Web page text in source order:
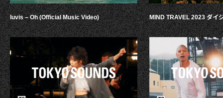
luvis – Oh (Official Music Video) MIND TRAVEL 2023 ダイ